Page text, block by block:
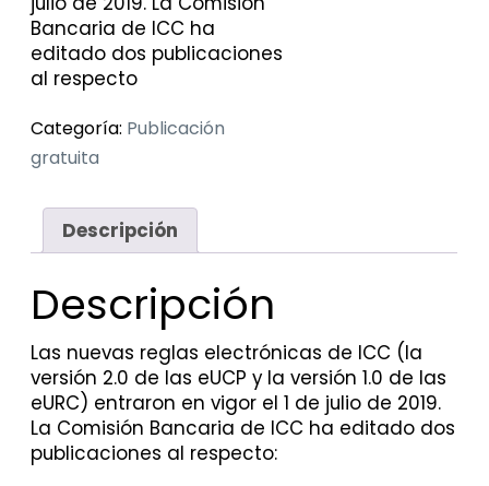
Bancaria de ICC ha
editado dos publicaciones
al respecto
Categoría: Publicación
gratuita
Descripción
Descripción
Las nuevas reglas electrónicas de ICC (la
versión 2.0 de las eUCP y la versión 1.0 de las
eURC) entraron en vigor el 1 de julio de 2019.
La Comisión Bancaria de ICC ha editado dos
publicaciones al respecto: